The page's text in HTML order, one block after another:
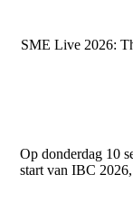
SME Live 2026:
Op donderdag 10
start van IBC